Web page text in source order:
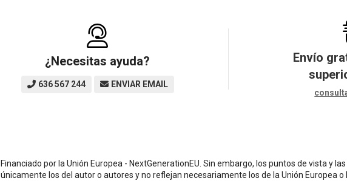
¿Necesitas ayuda?
636 567 244 ENVIAR EMAIL
Envío
Financiado por la Unión Europea - NextGenerationEU. Sin embargo, los puntos de vista y
únicamente los del autor o autores y no reflejan necesariamente los de la Unión Europea o